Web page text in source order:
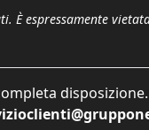
espressamente
disposizione.